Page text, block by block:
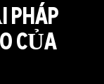
PHÁP
CỦA